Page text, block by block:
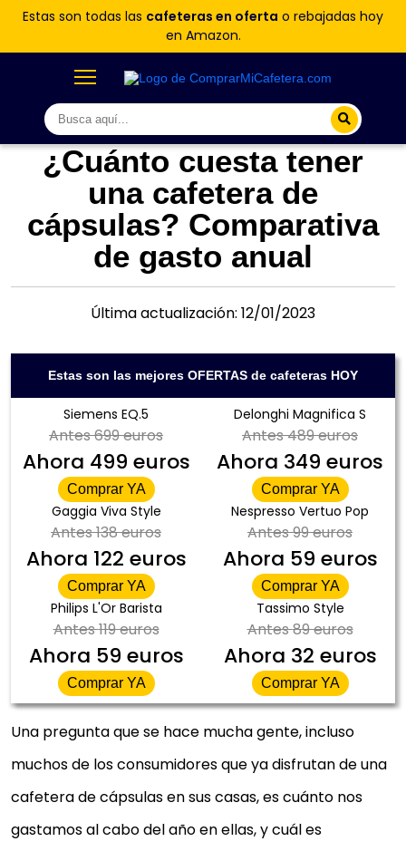
Estas son todas las cafeteras en oferta o rebajadas hoy
en Amazon.
¿Cuánto cuesta tener
una cafetera de
cápsulas? Comparativa
de gasto anual
Última actualización: 12/01/2023
Estas son las mejores OFERTAS de cafeteras HOY
Siemens EQ.5
Antes699 euros
Ahora 499 euros
Comprar YA
Delonghi Magnifica S
Antes489 euros
Ahora 349 euros
Comprar YA
Gaggia Viva Style
Antes138 euros
Ahora 122 euros
Comprar YA
Nespresso Vertuo Pop
Antes99 euros
Ahora 59 euros
Comprar YA
Philips L'Or Barista
Antes119 euros
Ahora 59 euros
Comprar YA
Tassimo Style
Antes89 euros
Ahora 32 euros
Comprar YA
Una pregunta que se hace mucha gente, incluso
muchos de los consumidores que ya disfrutan de una
cafetera de cápsulas en sus casas, es cuánto nos
gastamos al cabo del año en ellas, y cuál es